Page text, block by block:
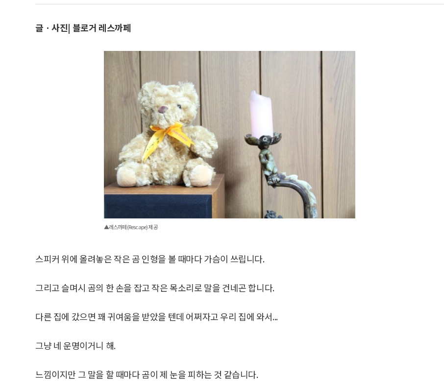
글ㆍ사진| 블로거 레스까페
▲레스까페(Rescape) 제공
스피커 위에 올려놓은 작은 곰 인형을 볼 때마다 가슴이 쓰립니다.
그리고 슬며시 곰의 한 손을 잡고 작은 목소리로 말을 건네곤 합니다.
다른 집에 갔으면 꽤 귀여움을 받았을 텐데 어쩌자고 우리 집에 와서...
그냥 네 운명이거니 해.
느낌이지만 그 말을 할 때마다 곰이 제 눈을 피하는 것 같습니다.